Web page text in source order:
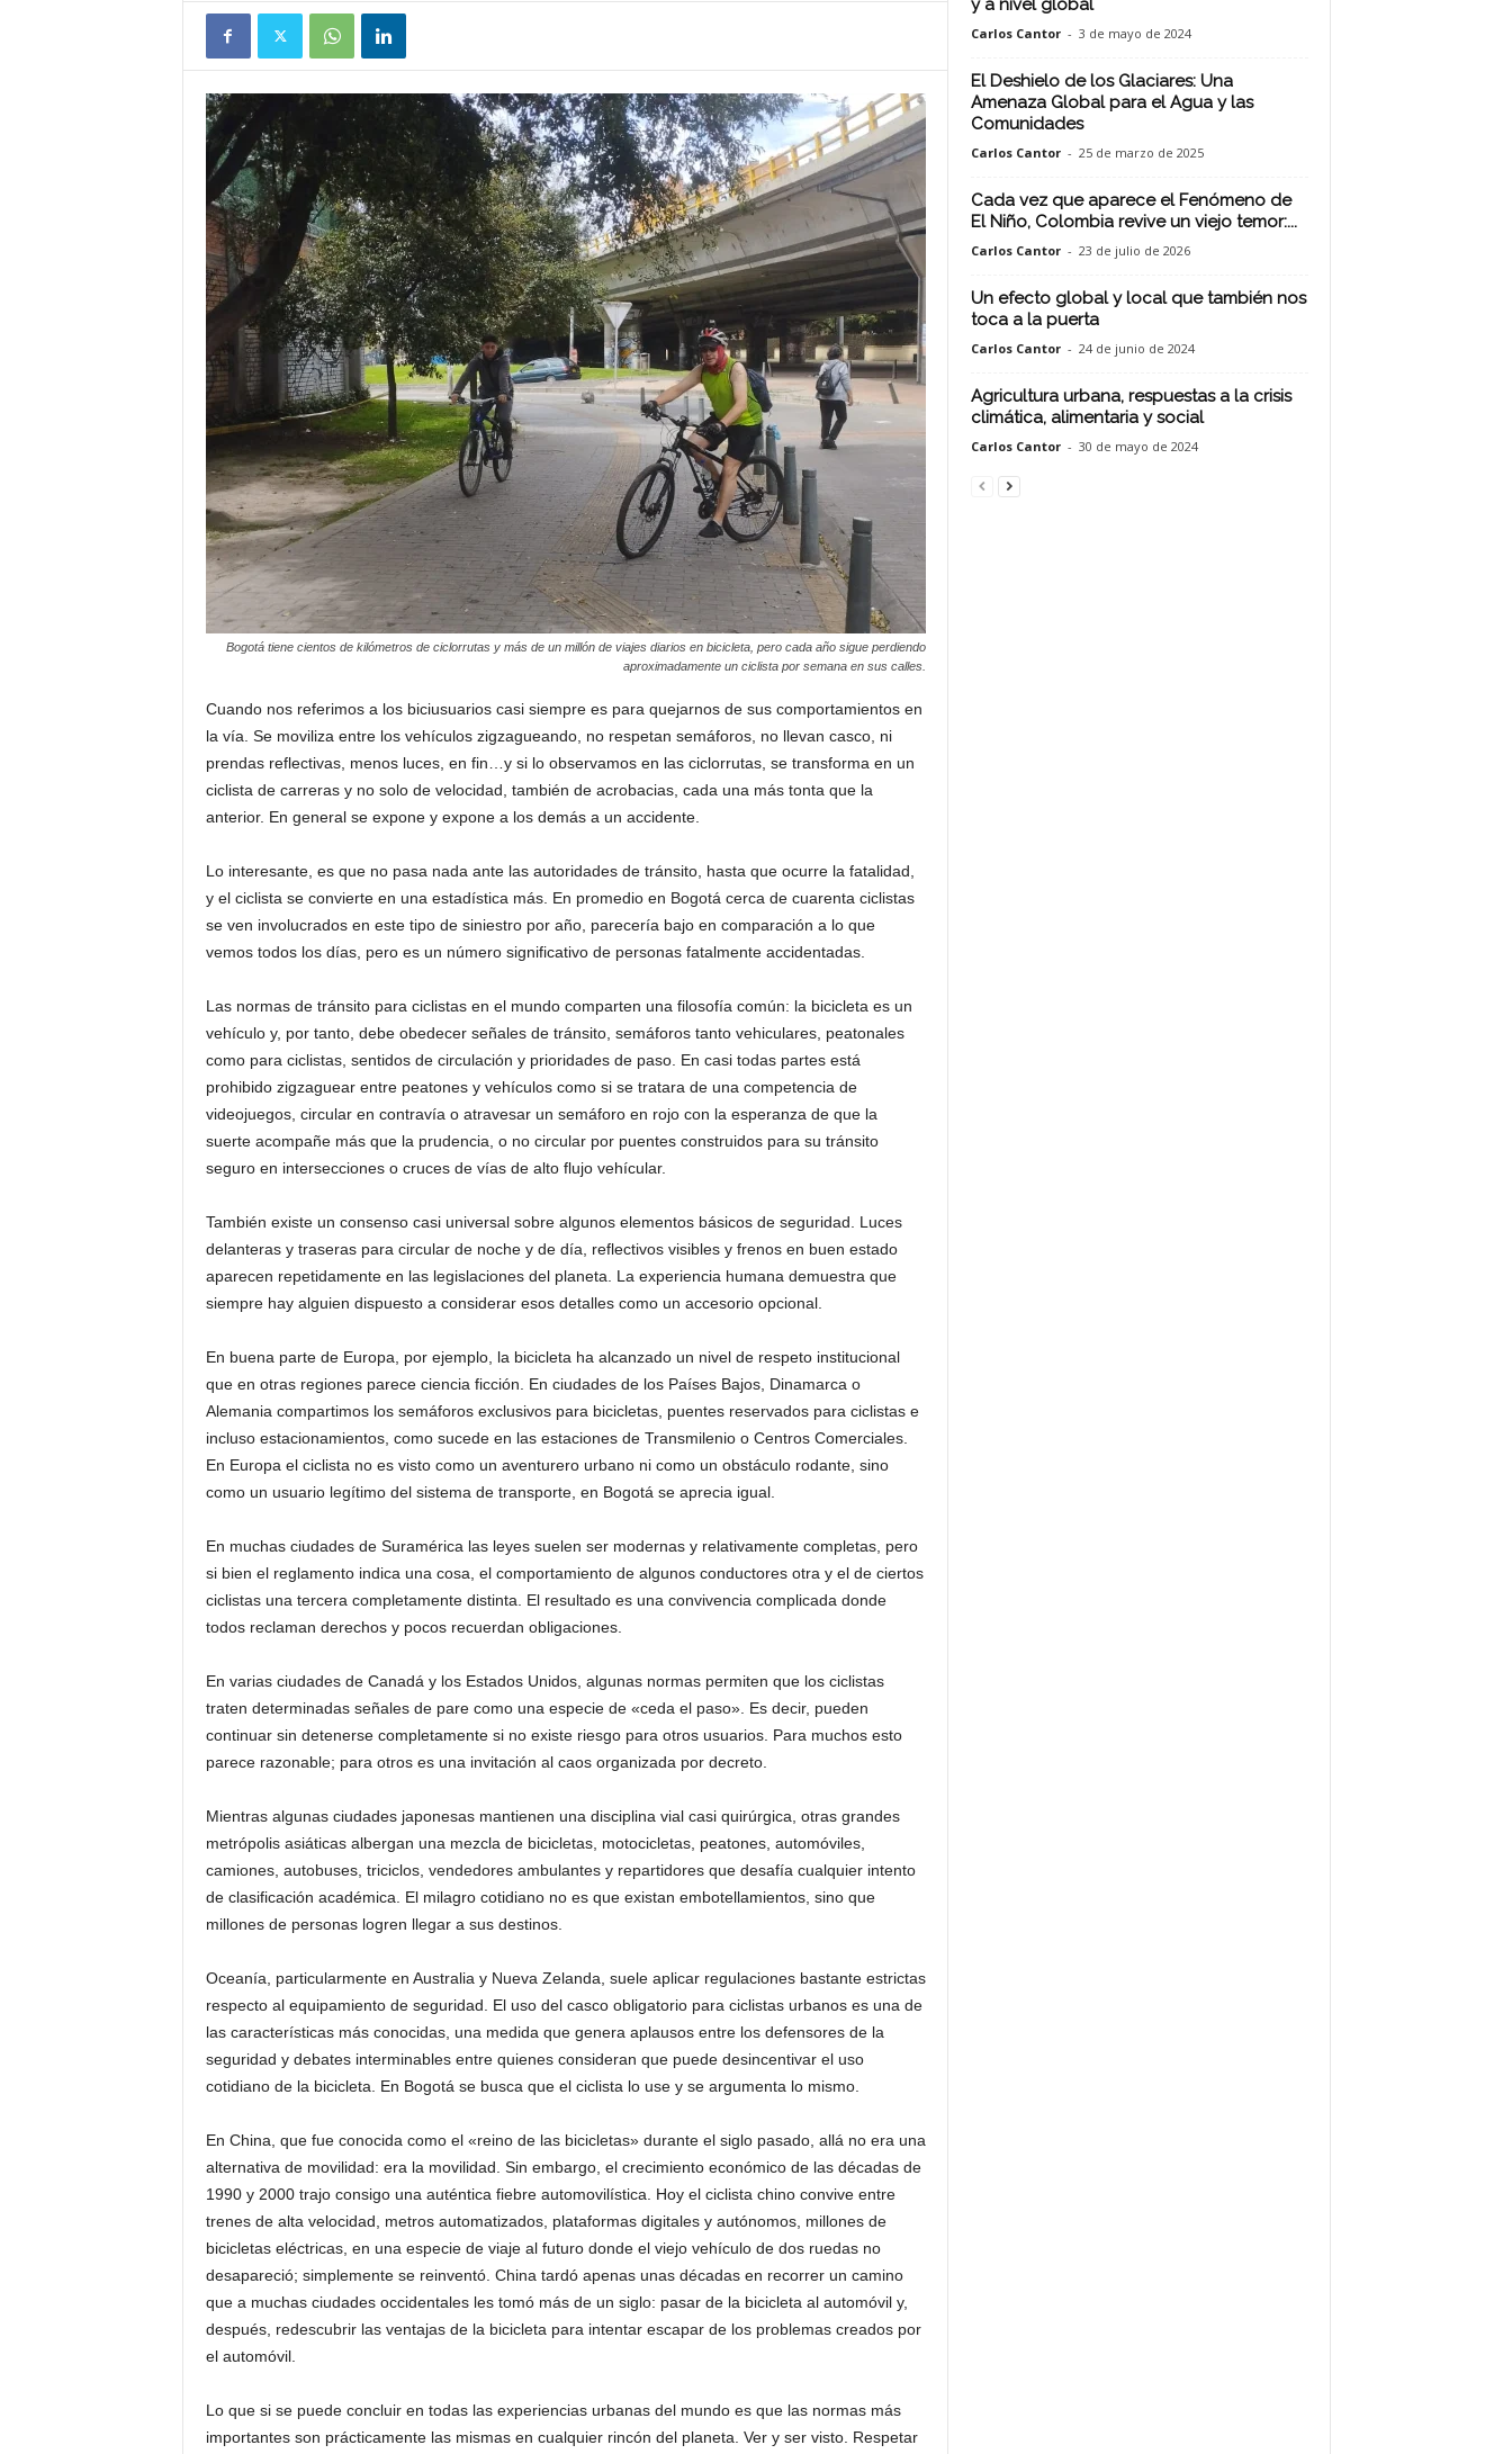
Bogotá tiene cientos de kilómetros de ciclorrutas y más de un millón de viajes diarios en bicicleta, pero cada año sigue perdiendo
aproximadamente un ciclista por semana en sus calles.
Cuando nos referimos a los biciusuarios casi siempre es para quejarnos de sus comportamientos en
la vía. Se moviliza entre los vehículos zigzagueando, no respetan semáforos, no llevan casco, ni
prendas reflectivas, menos luces, en fin…y si lo observamos en las ciclorrutas, se transforma en un
ciclista de carreras y no solo de velocidad, también de acrobacias, cada una más tonta que la
anterior. En general se expone y expone a los demás a un accidente.
Lo interesante, es que no pasa nada ante las autoridades de tránsito, hasta que ocurre la fatalidad,
y el ciclista se convierte en una estadística más. En promedio en Bogotá cerca de cuarenta ciclistas
se ven involucrados en este tipo de siniestro por año, parecería bajo en comparación a lo que
vemos todos los días, pero es un número significativo de personas fatalmente accidentadas.
Las normas de tránsito para ciclistas en el mundo comparten una filosofía común: la bicicleta es un
vehículo y, por tanto, debe obedecer señales de tránsito, semáforos tanto vehiculares, peatonales
como para ciclistas, sentidos de circulación y prioridades de paso. En casi todas partes está
prohibido zigzaguear entre peatones y vehículos como si se tratara de una competencia de
videojuegos, circular en contravía o atravesar un semáforo en rojo con la esperanza de que la
suerte acompañe más que la prudencia, o no circular por puentes construidos para su tránsito
seguro en intersecciones o cruces de vías de alto flujo vehícular.
También existe un consenso casi universal sobre algunos elementos básicos de seguridad. Luces
delanteras y traseras para circular de noche y de día, reflectivos visibles y frenos en buen estado
aparecen repetidamente en las legislaciones del planeta. La experiencia humana demuestra que
siempre hay alguien dispuesto a considerar esos detalles como un accesorio opcional.
En buena parte de Europa, por ejemplo, la bicicleta ha alcanzado un nivel de respeto institucional
que en otras regiones parece ciencia ficción. En ciudades de los Países Bajos, Dinamarca o
Alemania compartimos los semáforos exclusivos para bicicletas, puentes reservados para ciclistas e
incluso estacionamientos, como sucede en las estaciones de Transmilenio o Centros Comerciales.
En Europa el ciclista no es visto como un aventurero urbano ni como un obstáculo rodante, sino
como un usuario legítimo del sistema de transporte, en Bogotá se aprecia igual.
En muchas ciudades de Suramérica las leyes suelen ser modernas y relativamente completas, pero
si bien el reglamento indica una cosa, el comportamiento de algunos conductores otra y el de ciertos
ciclistas una tercera completamente distinta. El resultado es una convivencia complicada donde
todos reclaman derechos y pocos recuerdan obligaciones.
En varias ciudades de Canadá y los Estados Unidos, algunas normas permiten que los ciclistas
traten determinadas señales de pare como una especie de «ceda el paso». Es decir, pueden
continuar sin detenerse completamente si no existe riesgo para otros usuarios. Para muchos esto
parece razonable; para otros es una invitación al caos organizada por decreto.
Mientras algunas ciudades japonesas mantienen una disciplina vial casi quirúrgica, otras grandes
metrópolis asiáticas albergan una mezcla de bicicletas, motocicletas, peatones, automóviles,
camiones, autobuses, triciclos, vendedores ambulantes y repartidores que desafía cualquier intento
de clasificación académica. El milagro cotidiano no es que existan embotellamientos, sino que
millones de personas logren llegar a sus destinos.
Oceanía, particularmente en Australia y Nueva Zelanda, suele aplicar regulaciones bastante estrictas
respecto al equipamiento de seguridad. El uso del casco obligatorio para ciclistas urbanos es una de
las características más conocidas, una medida que genera aplausos entre los defensores de la
seguridad y debates interminables entre quienes consideran que puede desincentivar el uso
cotidiano de la bicicleta. En Bogotá se busca que el ciclista lo use y se argumenta lo mismo.
En China, que fue conocida como el «reino de las bicicletas» durante el siglo pasado, allá no era una
alternativa de movilidad: era la movilidad. Sin embargo, el crecimiento económico de las décadas de
1990 y 2000 trajo consigo una auténtica fiebre automovilística. Hoy el ciclista chino convive entre
trenes de alta velocidad, metros automatizados, plataformas digitales y autónomos, millones de
bicicletas eléctricas, en una especie de viaje al futuro donde el viejo vehículo de dos ruedas no
desapareció; simplemente se reinventó. China tardó apenas unas décadas en recorrer un camino
que a muchas ciudades occidentales les tomó más de un siglo: pasar de la bicicleta al automóvil y,
después, redescubrir las ventajas de la bicicleta para intentar escapar de los problemas creados por
el automóvil.
Lo que si se puede concluir en todas las experiencias urbanas del mundo es que las normas más
importantes son prácticamente las mismas en cualquier rincón del planeta. Ver y ser visto. Respetar
y a nivel global
Carlos Cantor - 3 de mayo de 2024
El Deshielo de los Glaciares: Una
Amenaza Global para el Agua y las
Comunidades
Carlos Cantor - 25 de marzo de 2025
Cada vez que aparece el Fenómeno de
El Niño, Colombia revive un viejo temor:...
Carlos Cantor - 23 de julio de 2026
Un efecto global y local que también nos
toca a la puerta
Carlos Cantor - 24 de junio de 2024
Agricultura urbana, respuestas a la crisis
climática, alimentaria y social
Carlos Cantor - 30 de mayo de 2024